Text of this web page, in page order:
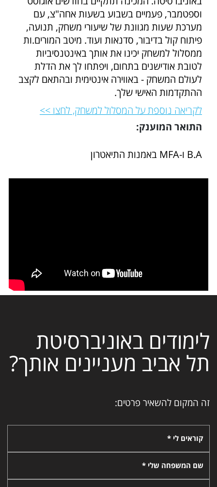
וספטמבר, פעמיים בשבוע בשעות אחה"צ, עם
מערכת שעות מגוונת של שיעורי משחק, תנועה,
פיתוח קול בדיבור, סדנאות ועוד. מיטב המורים.ות
ממסלול למשחק יכינו את אותך באינטנסיביות
לטובת אודישנים בתחום, ויפתחו לך את הדלת
לעולם המשחק - באווירה אינטימית ובהתאם לקצב
ההתקדמות האישי שלך.
לקריאה נוספת על המסלול למשחק, לחצו >>
התואר המוענק:
B.A ו-MFA באמנות התיאטרון
לימודים באוניברסיטת
תל אביב מעניינים אותך?
זה המקום להשאיר פרטים:
קוראים לי *
שם המשפחה שלי *